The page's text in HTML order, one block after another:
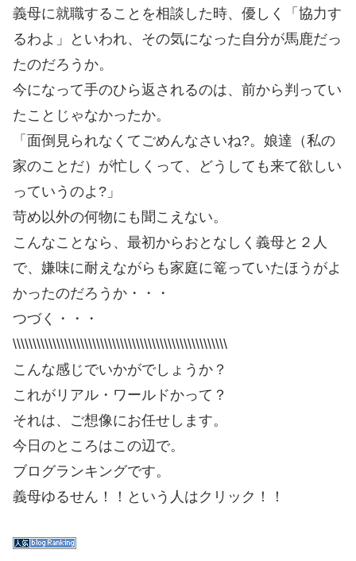
義母に就職することを相談した時、優しく「協力す
るわよ」といわれ、その気になった自分が馬鹿だっ
たのだろうか。
今になって手のひら返されるのは、前から判ってい
たことじゃなかったか。
「面倒見られなくてごめんなさいね?。娘達（私の
家のことだ）が忙しくって、どうしても来て欲しい
っていうのよ?」
苛め以外の何物にも聞こえない。
こんなことなら、最初からおとなしく義母と２人
で、嫌味に耐えながらも家庭に篭っていたほうがよ
かったのだろうか・・・
つづく・・・
\\\\\\\\\\\\\\\\\\\\\\\\\\\\\\\\\\\\\\\\\\\\\\\\\\\\\\
こんな感じでいかがでしょうか？
これがリアル・ワールドかって？
それは、ご想像にお任せします。
今日のところはこの辺で。
ブログランキングです。
義母ゆるせん！！という人はクリック！！